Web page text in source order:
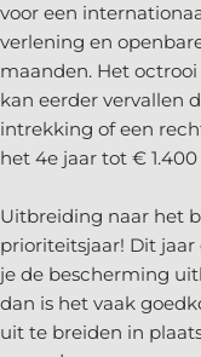
voor een
verlening en
maanden. Het
kan eerder vervallen
intrekking of een
het 4e jaar tot €
Uitbreiding naar het
prioriteitsjaar! Dit
je de bescherming
dan is het vaak
uit te breiden in